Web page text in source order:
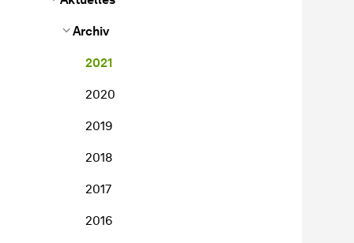
Archiv
2021
2020
2019
2018
2017
2016